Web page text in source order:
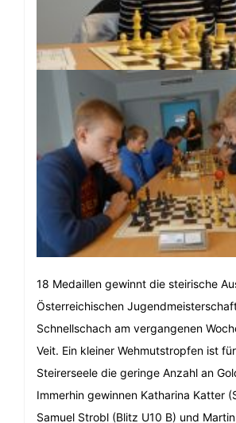
18 Medaillen gewinnt die steirische
Österreichischen
Schnellschach am vergangenen
Veit. Ein kleiner Wehmutstropfen ist
Steirerseele die geringe Anzahl an
Immerhin gewinnen Katharina Katter
Samuel Strobl (Blitz U10 B) und